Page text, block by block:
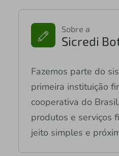
Sobre a
Sicredi
Fazemos parte do
primeira instituição
cooperativa do
produtos e serviços
jeito simples e